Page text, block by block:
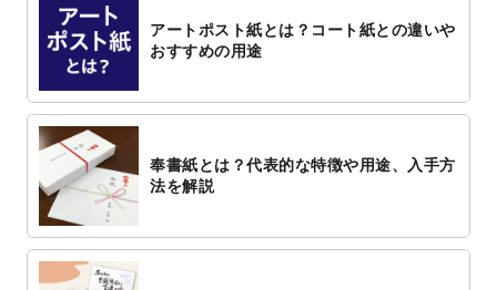
アートポスト紙とは？コート紙との違いや
おすすめの用途
奉書紙とは？代表的な特徴や用途、入手方
法を解説